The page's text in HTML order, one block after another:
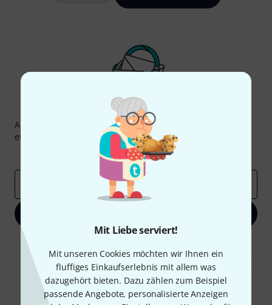
Mit Liebe serviert!
Mit unseren Cookies möchten wir Ihnen ein
fluffiges Einkaufserlebnis mit allem was
dazugehört bieten. Dazu zählen zum Beispiel
passende Angebote, personalisierte Anzeigen
Thomann Newsletter
Abonniere den Thomann Newsletter und gewinne mit
etwas Glück einen von 50 Gutscheinenüber jeweils
Inspirierende Beiträge
Deals
Mit Klick auf „Jetzt anmelden“ stimmen Sie dem Erhalt von E-Mail-
Werbung und einer Messung des E-Mail-Nutzungsverhaltens zu. Die
Abmeldung ist jederzeit möglich. Weitere Informationen finden Sie in
unserenDatenschutzhinweisen.
* Pflichtfeld